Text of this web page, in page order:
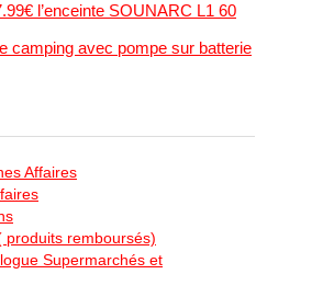
l’enceinte SOUNARC L1 60
camping avec pompe sur batterie
Affaires
produits remboursés)
Supermarchés et